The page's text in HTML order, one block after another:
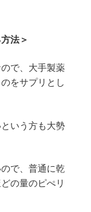
法＞
で、大手製薬
をサプリとし
いう方も大勢
で、普通に乾
の量のピぺリ